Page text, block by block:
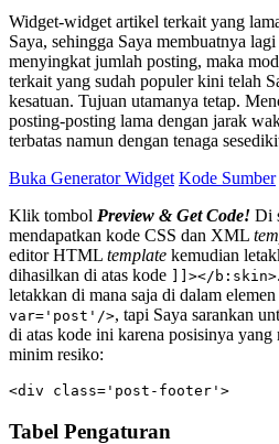
Widget-widget artikel terkait yang
Saya, sehingga Saya membuatnya
menyingkat jumlah posting, maka
terkait yang sudah populer kini telah
kesatuan. Tujuan utamanya tetap.
posting-posting lama dengan jarak
terbatas namun dengan tenaga
Buka Generator Widget Kode Sumber
Klik tombol Preview & Get Code! Di
mendapatkan kode CSS dan XML
editor HTML template kemudian
dihasilkan di atas kode
]]></b:skin>
letakkan di mana saja di dalam elemen
var='post'/>, tapi Saya sarankan
di atas kode ini karena posisinya
minim resiko:
<div class='post-footer'>
Tabel Pengaturan